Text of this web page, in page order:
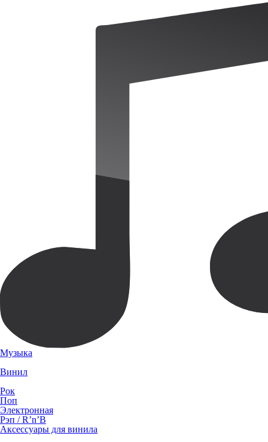
Музыка
Винил
Рок
Поп
Электронная
Рэп / R’n’B
Аксессуары для винила